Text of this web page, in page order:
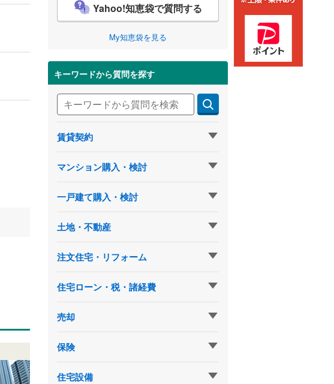
Yahoo!知恵袋で質問する
My知恵袋を見る
キーワードから質問を探す
賃貸契約
マンション購入・検討
一戸建て購入・検討
土地・不動産
注文住宅・リフォーム
住宅ローン・税・諸経費
売却
保険
住宅設備